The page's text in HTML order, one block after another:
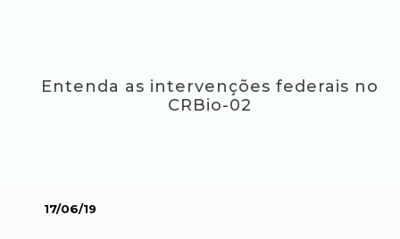
Entenda as intervenções federais no
CRBio-02
17/06/19